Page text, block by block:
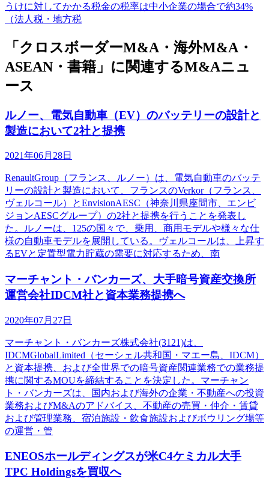
うけに対してかかる税金の税率は中小企業の場合で約34%
（法人税・地方税
「クロスボーダーM&A・海外M&A・
ASEAN・書籍」に関連するM&Aニュ
ース
ルノー、電気自動車（EV）のバッテリーの設計と
製造において2社と提携
2021年06月28日
RenaultGroup（フランス、ルノー）は、電気自動車のバッテ
リーの設計と製造において、フランスのVerkor（フランス、
ヴェルコール）とEnvisionAESC（神奈川県座間市、エンビ
ジョンAESCグループ）の2社と提携を行うことを発表し
た。ルノーは、125の国々で、乗用、商用モデルや様々な仕
様の自動車モデルを展開している。ヴェルコールは、上昇す
るEVと定置型電力貯蔵の需要に対応するため、南
マーチャント・バンカーズ、大手暗号資産交換所
運営会社IDCM社と資本業務提携へ
2020年07月27日
マーチャント・バンカーズ株式会社(3121)は、
IDCMGlobalLimited（セーシェル共和国・マエー島、IDCM）
と資本提携、および全世界での暗号資産関連業務での業務提
携に関するMOUを締結することを決定した。マーチャン
ト・バンカーズは、国内および海外の企業・不動産への投資
業務およびM&Aのアドバイス、不動産の売買・仲介・賃貸
および管理業務、宿泊施設・飲食施設およびボウリング場等
の運営・管
ENEOSホールディングスが米C4ケミカル大手
TPC Holdingsを買収へ